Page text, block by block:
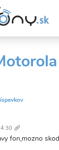
odkaz
fon,mozno